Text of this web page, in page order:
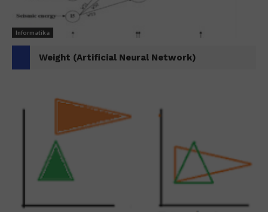
Informatika
Weight (Artificial Neural Network)